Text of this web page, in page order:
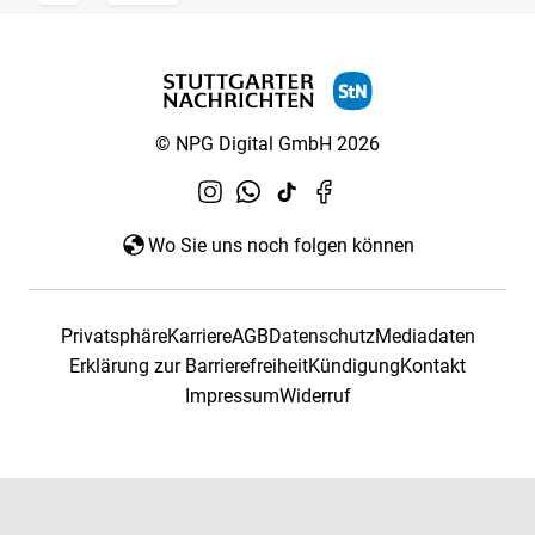
© NPG Digital GmbH 2026
Wo Sie uns noch folgen können
PrivatsphäreKarriereAGBDatenschutzMediadaten
Erklärung zur BarrierefreiheitKündigungKontakt
ImpressumWiderruf